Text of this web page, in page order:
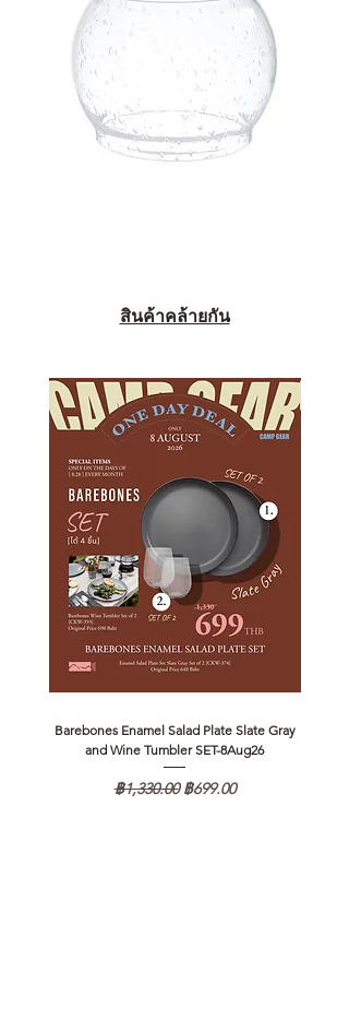
สินค้าคล้ายกัน
Barebones Enamel Salad Plate Slate Gray
and Wine Tumbler SET-8Aug26
ราคาปกติ
฿1,330.00 ราคาขายลด
฿699.00